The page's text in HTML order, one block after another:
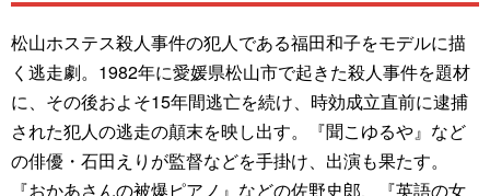
松山ホステス殺人事件の犯人である福田和子をモデルに描
く逃走劇。1982年に愛媛県松山市で起きた殺人事件を題材
に、その後およそ15年間逃亡を続け、時効成立直前に逮捕
された犯人の逃走の顛末を映し出す。『聞こゆるや』など
の俳優・石田えりが監督などを手掛け、出演も果たす。
『おかあさんの被爆ピアノ』などの佐野史郎、『英語の女